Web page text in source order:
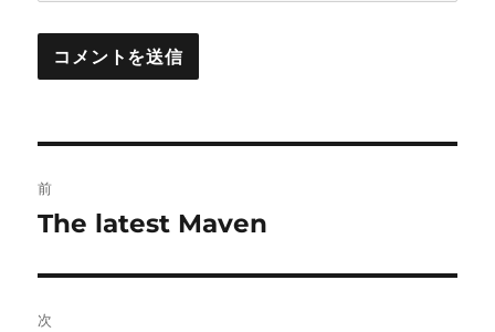
稿
ビ
前
前
投
稿:
The latest Maven
次